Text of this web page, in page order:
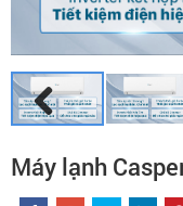
Máy lạnh